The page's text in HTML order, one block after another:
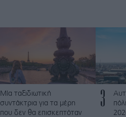
Μία ταξιδιωτική
συντάκτρια για τα μέρη
που δεν θα επισκεπτόταν
3